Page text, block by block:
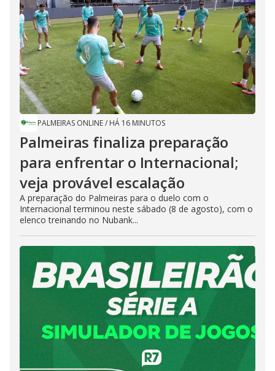
PALMEIRAS ONLINE/ HÁ 16 MINUTOS
Palmeiras finaliza preparação
para enfrentar o Internacional;
veja provável escalação
A preparação do Palmeiras para o duelo com o
Internacional terminou neste sábado (8 de agosto), com o
elenco treinando no Nubank...